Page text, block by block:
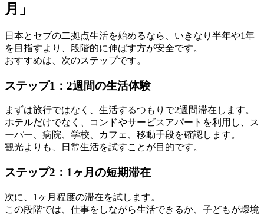
月」
日本とセブの二拠点生活を始めるなら、いきなり半年や1年
を目指すより、段階的に伸ばす方が安全です。
おすすめは、次のステップです。
ステップ1：2週間の生活体験
まずは旅行ではなく、生活するつもりで2週間滞在します。
ホテルだけでなく、コンドやサービスアパートを利用し、ス
ーパー、病院、学校、カフェ、移動手段を確認します。
観光よりも、日常生活を試すことが目的です。
ステップ2：1ヶ月の短期滞在
次に、1ヶ月程度の滞在を試します。
この段階では、仕事をしながら生活できるか、子どもが環境